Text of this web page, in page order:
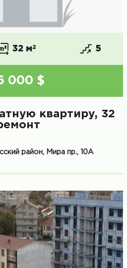
32 м2 5
000 $
квартиру, 32
район, Мира пр., 10А